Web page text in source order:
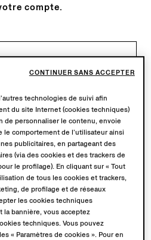
PORTÉE DE MAIN
compte.
vous avec
technologies de suivi afin
du site Internet (cookies techniques)
de personnaliser le contenu, envoie
le comportement de l’utilisateur ainsi
publicitaires, en partageant des
(via des cookies et des trackers de
le profilage). En cliquant sur « Tout
de tous les cookies et trackers,
de profilage et de réseaux
les cookies techniques
la bannière, vous acceptez
techniques. Vous pouvez
« Paramètres de cookies ». Pour en
CONTINUER SANS ACCEPTER